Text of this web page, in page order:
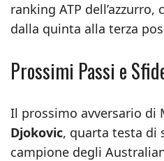
ranking ATP
dalla quinta alla terza
Prossimi Passi e
Il prossimo avversario di
Djokovic, quarta testa di
campione degli